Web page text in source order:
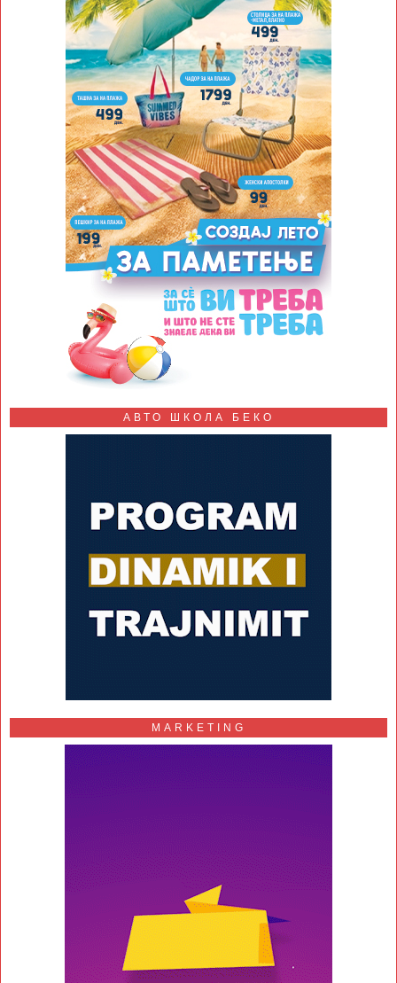
АВТО ШКОЛА БЕКО
MARKETING